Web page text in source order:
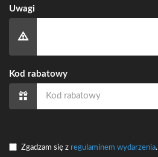
Uwagi
Kod rabatowy
Zgadzam się z regulaminem wydarzenia.